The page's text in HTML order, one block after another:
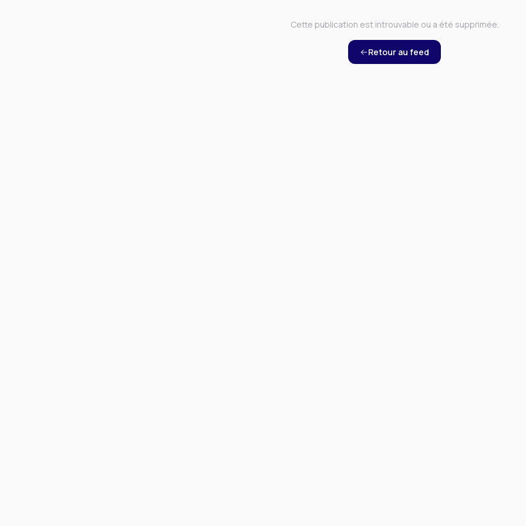
Cette publication est introuvable ou a été supprimée.
Retour au feed